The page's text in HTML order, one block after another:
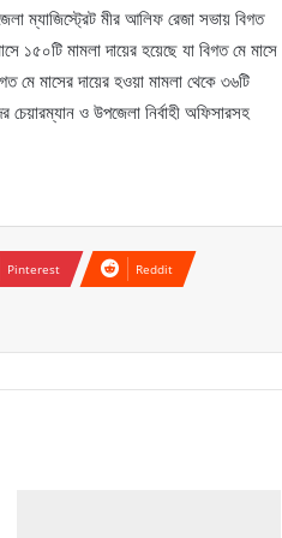
ম্যাজিস্ট্রেট মীর আলিফ রেজা সভায় বিগত
১৫০টি মামলা দায়ের হয়েছে যা বিগত মে মাসে
মে মাসের দায়ের হওয়া মামলা থেকে ৩৬টি
ও উপজেলা নির্বাহী অফিসারসহ
Pinterest Reddit